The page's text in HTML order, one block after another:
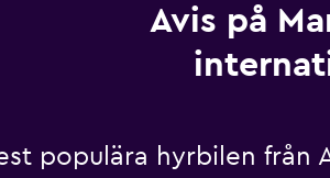
Avis på
populära hyrbilen från